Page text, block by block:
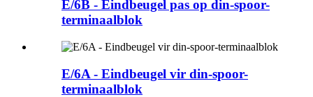
E/6B - Eindbeugel pas op din-spoor-
terminaalblok
E/6A - Eindbeugel vir din-spoor-
terminaalblok